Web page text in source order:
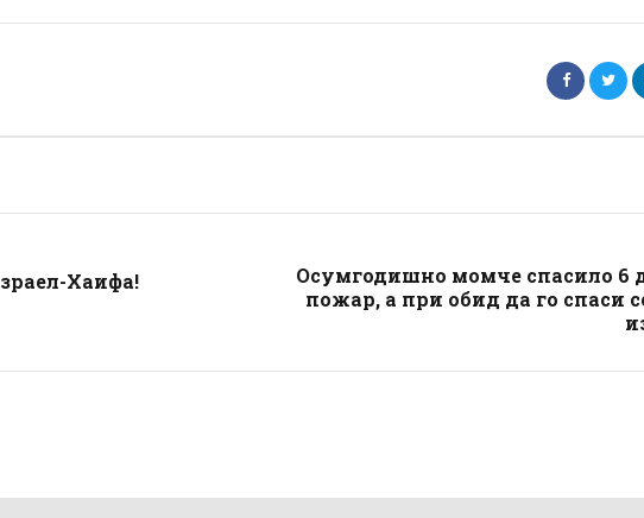
Хаифа!
Осумгодишно момче спасило 6
пожар, а при обид да го спаси